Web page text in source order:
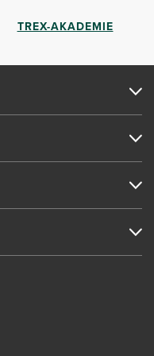
TREX-AKADEMIE